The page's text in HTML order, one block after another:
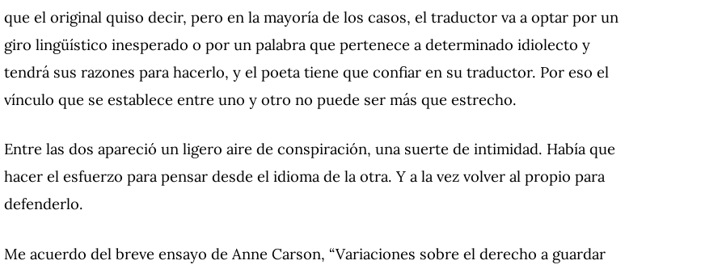
que el original quiso decir, pero en la mayoría de los casos, el traductor va a optar por un
giro lingüístico inesperado o por un palabra que pertenece a determinado idiolecto y
tendrá sus razones para hacerlo, y el poeta tiene que confiar en su traductor. Por eso el
vínculo que se establece entre uno y otro no puede ser más que estrecho.
Entre las dos apareció un ligero aire de conspiración, una suerte de intimidad. Había que
hacer el esfuerzo para pensar desde el idioma de la otra. Y a la vez volver al propio para
defenderlo.
Me acuerdo del breve ensayo de Anne Carson, “Variaciones sobre el derecho a guardar